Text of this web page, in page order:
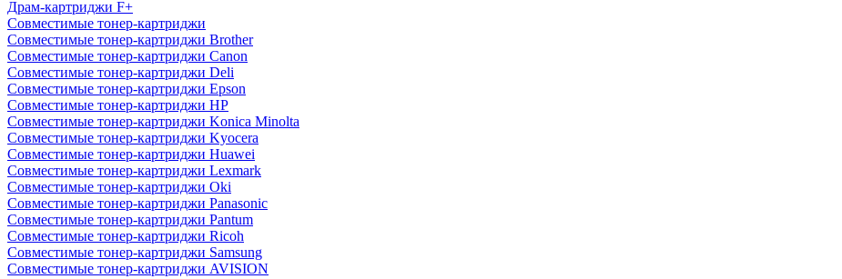
Драм-картриджи F+
Совместимые тонер-картриджи
Совместимые тонер-картриджи Brother
Совместимые тонер-картриджи Canon
Совместимые тонер-картриджи Deli
Совместимые тонер-картриджи Epson
Совместимые тонер-картриджи HP
Совместимые тонер-картриджи Konica Minolta
Совместимые тонер-картриджи Kyocera
Совместимые тонер-картриджи Huawei
Совместимые тонер-картриджи Lexmark
Совместимые тонер-картриджи Oki
Совместимые тонер-картриджи Panasonic
Совместимые тонер-картриджи Pantum
Совместимые тонер-картриджи Ricoh
Совместимые тонер-картриджи Samsung
Совместимые тонер-картриджи AVISION